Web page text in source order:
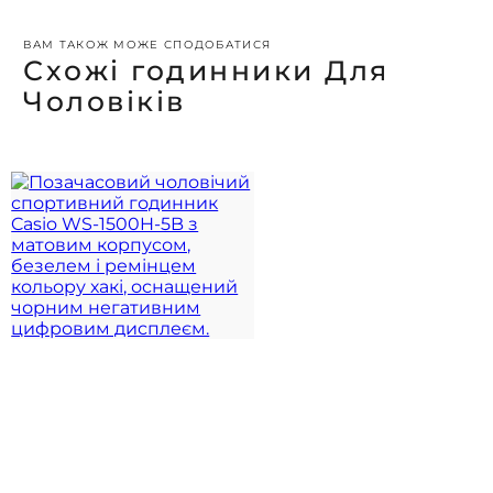
ВАМ ТАКОЖ МОЖЕ СПОДОБАТИСЯ
Схожі годинники Для
Чоловіків